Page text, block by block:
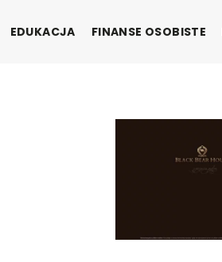
EDUKACJA FINANSE OSOBISTE